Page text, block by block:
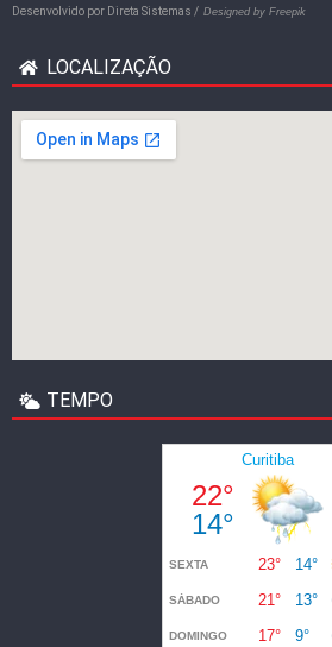
Desenvolvido por Direta Sistemas / Designed by Freepik
LOCALIZAÇÃO
TEMPO